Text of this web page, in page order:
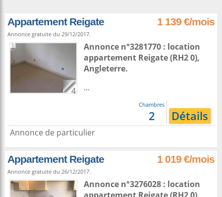
Appartement Reigate 1 139 €/mois
Annonce gratuite du 29/12/2017.
4
Annonce n°3281770 : location
appartement Reigate(RH2 0),
Angleterre.
...
Chambres
2 Détails
Annonce de particulier
Appartement Reigate 1 019 €/mois
Annonce gratuite du 26/12/2017.
Annonce n°3276028 : location